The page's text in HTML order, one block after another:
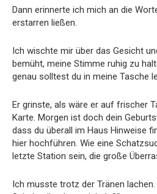
Dann erinnerte ich mich an die
erstarren ließen.
Ich wischte mir über das Gesicht
bemüht, meine Stimme ruhig zu
genau solltest du in meine Tasche
Er grinste, als wäre er auf frischer
Karte. Morgen ist doch dein
dass du überall im Haus Hinweise
hier hochführen. Wie eine
letzte Station sein, die große
Ich musste trotz der Tränen